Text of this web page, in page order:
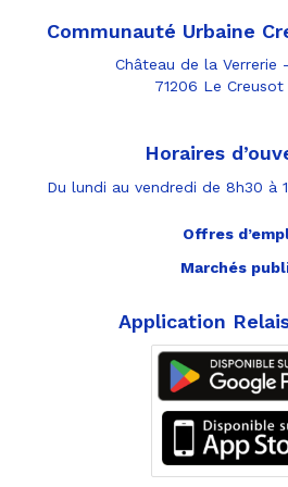
Communauté Urbaine
Château de la Verrerie
71206 Le
Horaires
Du lundi au vendredi de 8h30 à
Offres
Marchés
Application